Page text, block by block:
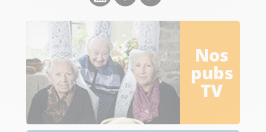
Nos
pubs
TV